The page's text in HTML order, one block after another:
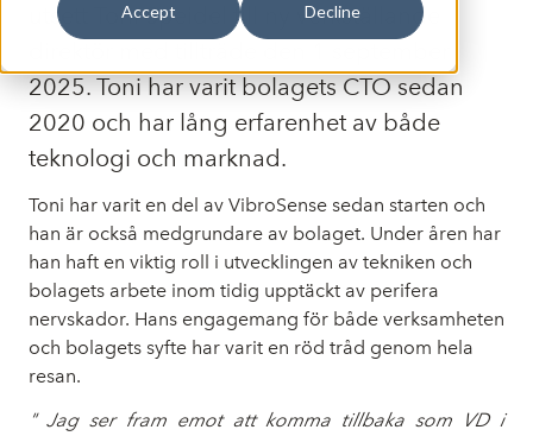
Accept Decline
utsett Toni Speidel till ny verkställande
2025. Toni har varit bolagets CTO sedan
2020 och har lång erfarenhet av både
teknologi och marknad.
Toni har varit en del av VibroSense sedan starten och
han är också medgrundare av bolaget. Under åren har
han haft en viktig roll i utvecklingen av tekniken och
bolagets arbete inom tidig upptäckt av perifera
nervskador. Hans engagemang för både verksamheten
och bolagets syfte har varit en röd tråd genom hela
resan.
" Jag ser fram emot att komma tillbaka som VD i